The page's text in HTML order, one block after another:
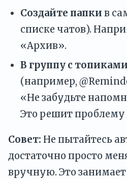
Создайте папки в
списке чатов).
«Архив».
В группу с топиками
(например,
«Не забудьте
Это решит проблему
Совет: Не пытайтесь
достаточно просто
вручную. Это